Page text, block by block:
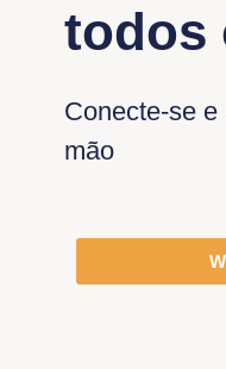
todos
Conecte-se
mão